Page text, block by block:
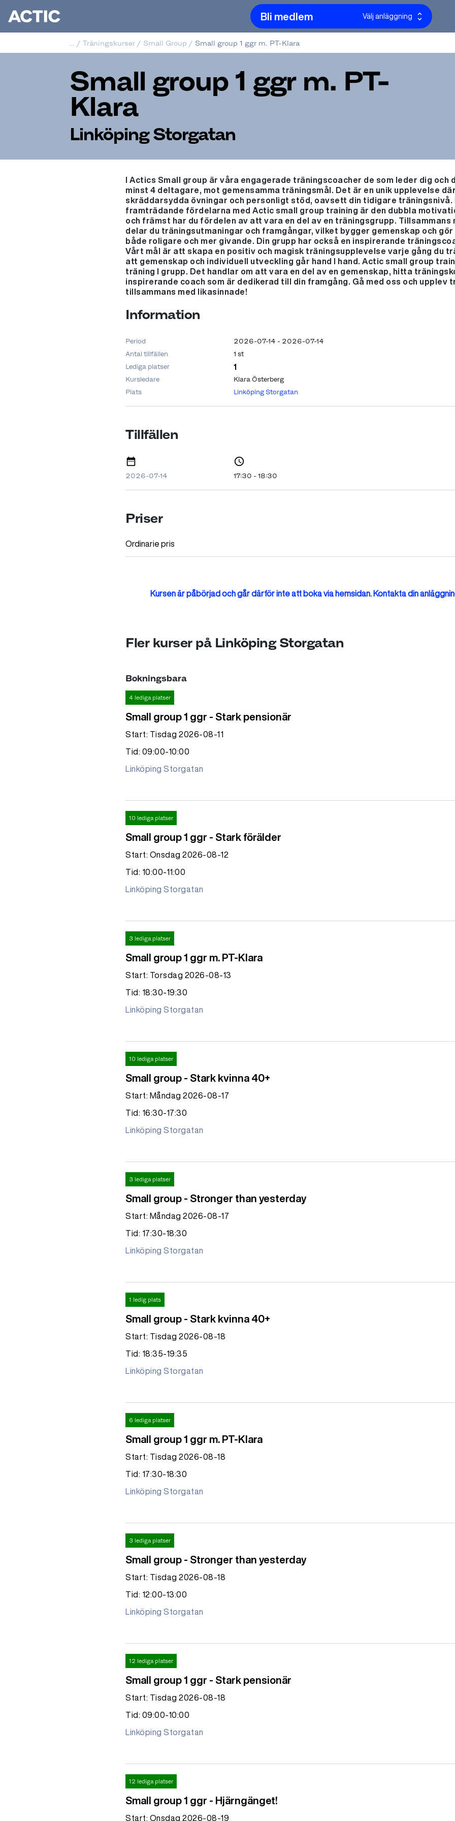
Bli medlem Välj anläggning
... / Träningskurser/ Small Group / Small group 1 ggr m. PT-Klara
Small group 1 ggr m. PT-
Klara
Linköping Storgatan
I Actics Small group är våra engagerade träningscoacher de som leder dig och
minst 4 deltagare, mot gemensamma träningsmål. Det är en unik upplevelse
skräddarsydda övningar och personligt stöd, oavsett din tidigare träningsnivå.
framträdande fördelarna med Actic small group training är den dubbla
och främst har du fördelen av att vara en del av en träningsgrupp. Tillsammans
delar du träningsutmaningar och framgångar, vilket bygger gemenskap och
både roligare och mer givande. Din grupp har också en inspirerande
Vårt mål är att skapa en positiv och magisk träningsupplevelse varje gång du
att gemenskap och individuell utveckling går hand I hand. Actic small group
träning I grupp. Det handlar om att vara en del av en gemenskap, hitta
inspirerande coach som är dedikerad till din framgång. Gå med oss och upplev
tillsammans med likasinnade!
Information
Period
2026-07-14 - 2026-07-14
Antal tillfällen
1 st
Lediga platser
1
Kursledare
Klara Österberg
Plats
Linköping Storgatan
Tillfällen
2026-07-14 17:30 - 18:30
Priser
Ordinarie pris
Kursen är påbörjad och går därför inte att boka via hemsidan. Kontakta din
Fler kurser på Linköping Storgatan
Bokningsbara
4 lediga platser
Small group 1 ggr - Stark pensionär
Start: Tisdag 2026-08-11
Tid: 09:00-10:00
Linköping Storgatan
10 lediga platser
Small group 1 ggr - Stark förälder
Start: Onsdag 2026-08-12
Tid: 10:00-11:00
Linköping Storgatan
3 lediga platser
Small group 1 ggr m. PT-Klara
Start: Torsdag 2026-08-13
Tid: 18:30-19:30
Linköping Storgatan
10 lediga platser
Small group - Stark kvinna 40+
Start: Måndag 2026-08-17
Tid: 16:30-17:30
Linköping Storgatan
3 lediga platser
Small group - Stronger than yesterday
Start: Måndag 2026-08-17
Tid: 17:30-18:30
Linköping Storgatan
1 ledig plats
Small group - Stark kvinna 40+
Start: Tisdag 2026-08-18
Tid: 18:35-19:35
Linköping Storgatan
6 lediga platser
Small group 1 ggr m. PT-Klara
Start: Tisdag 2026-08-18
Tid: 17:30-18:30
Linköping Storgatan
3 lediga platser
Small group - Stronger than yesterday
Start: Tisdag 2026-08-18
Tid: 12:00-13:00
Linköping Storgatan
12 lediga platser
Small group 1 ggr - Stark pensionär
Start: Tisdag 2026-08-18
Tid: 09:00-10:00
Linköping Storgatan
12 lediga platser
Small group 1 ggr - Hjärngänget!
Start: Onsdag 2026-08-19